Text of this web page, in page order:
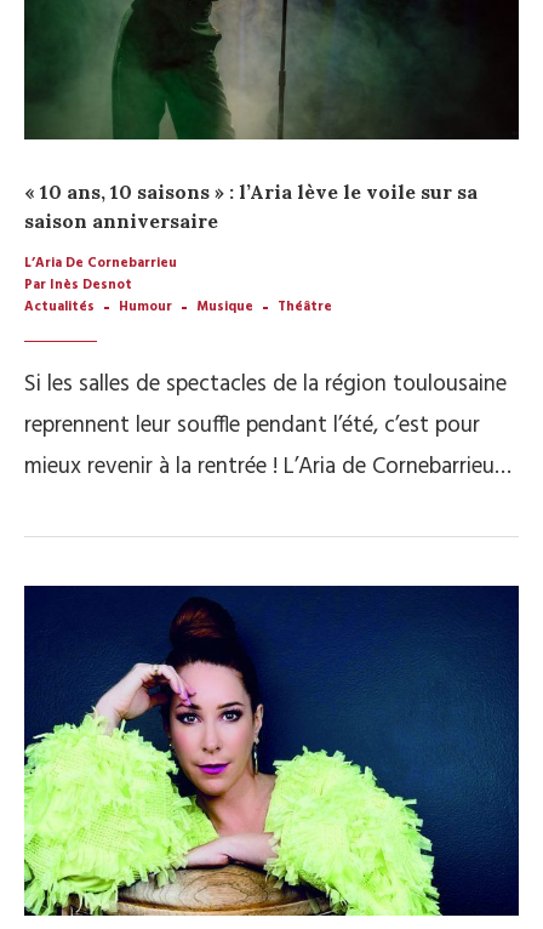
« 10 ans, 10 saisons » : l’Aria lève le voile sur sa
saison anniversaire
L’Aria De Cornebarrieu
Par Inès Desnot
Actualités
Humour Musique Théâtre
Si les salles de spectacles de la région toulousaine
reprennent leur souffle pendant l’été, c’est pour
mieux revenir à la rentrée ! L’Aria de Cornebarrieu…